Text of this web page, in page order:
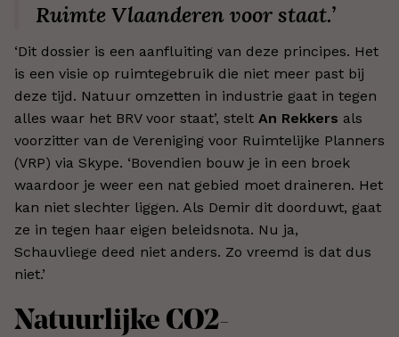
Ruimte Vlaanderen voor staat.’
‘Dit dossier is een aanfluiting van deze principes. Het
is een visie op ruimtegebruik die niet meer past bij
deze tijd. Natuur omzetten in industrie gaat in tegen
alles waar het BRV voor staat’, stelt An Rekkers als
voorzitter van de Vereniging voor Ruimtelijke Planners
(VRP) via Skype. ‘Bovendien bouw je in een broek
waardoor je weer een nat gebied moet draineren. Het
kan niet slechter liggen. Als Demir dit doorduwt, gaat
ze in tegen haar eigen beleidsnota. Nu ja,
Schauvliege deed niet anders. Zo vreemd is dat dus
niet.’
Natuurlijke CO2-